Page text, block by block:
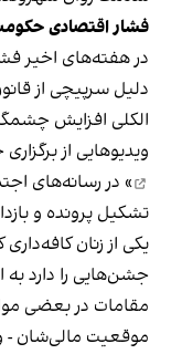
فشار اقتصادی
در هفته‌های اخیر
دلیل سرپیچی از
الکلی افزایش
ویدیوهایی از
» در رسانه‌های
تشکیل پرونده و
یکی از زنان
جشن‌هایی را دارد به
مقامات در بعضی
موقعیت مالی‌شان -